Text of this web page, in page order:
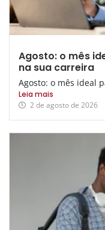
Agosto: o mês
na sua carreira
Agosto: o mês ideal
Leia mais
2 de agosto de 2026